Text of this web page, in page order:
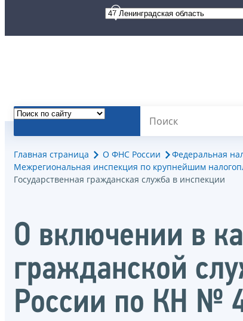
Главная страница О ФНС России Федеральная
Межрегиональная инспекция по крупнейшим
Государственная гражданская служба в инспекции
О включении в
гражданской
России по КН №